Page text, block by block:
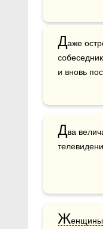
Даже
и вновь
Два
Женщины